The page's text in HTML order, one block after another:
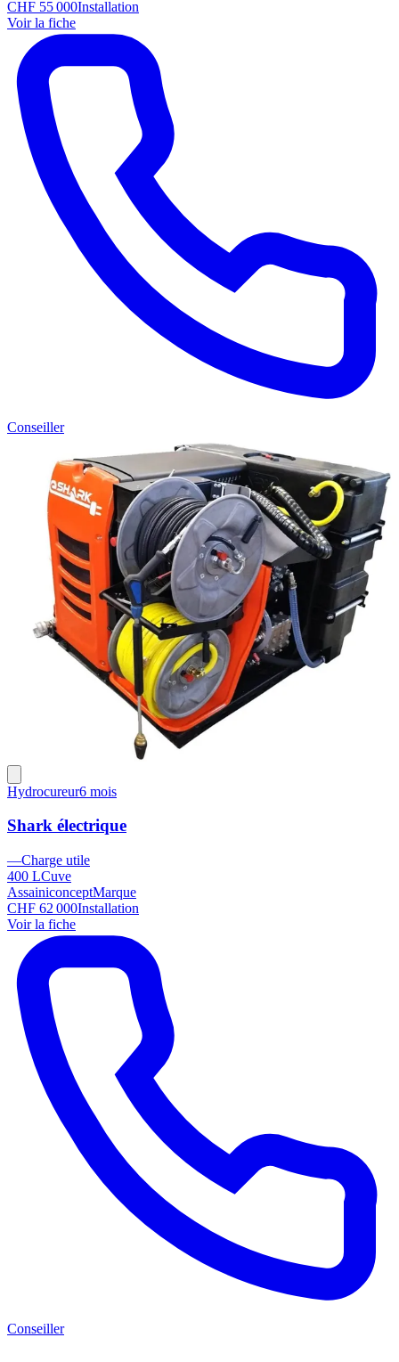
CHF 55 000Installation
Voir la fiche
Conseiller
Hydrocureur6 mois
Shark électrique
—Charge utile
400 LCuve
AssainiconceptMarque
CHF 62 000Installation
Voir la fiche
Conseiller